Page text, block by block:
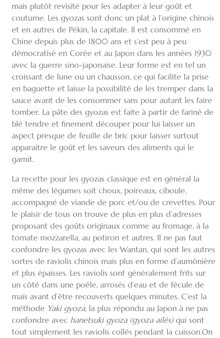
mais plutôt revisité pour les adapter à leur goût et
coutume. Les gyozas sont donc un plat à l’origine chinois
et en autres de Pékin, la capitale. Il est consommé en
Chine depuis plus de 1800 ans et s’est peu à peu
démocratisé en Corée et au Japon dans les années 1930
avec la guerre sino-japonaise. Leur forme est en tel un
croissant de lune ou un chausson, ce qui facilite la prise
en baguette et laisse la possibilité de les tremper dans la
sauce avant de les consommer sans pour autant les faire
tomber. La pâte des gyozas est faite à partir de fariné de
blé tendre et finement découper pour lui laisser un
aspect presque de feuille de bric pour laisser surtout
apparaitre le goût et les saveurs des aliments qui le
garnit.
La recette pour les gyozas classique est en général la
même des légumes soit choux, poireaux, ciboule,
accompagné de viande de porc et/ou de crevettes. Pour
le plaisir de tous on trouve de plus en plus d’adresses
proposant des goûts originaux comme au fromage, à la
tomate mozzarella, au potiron et autres. Il ne pas faut
confondre les gyozas avec les Wantan, qui sont les autres
sortes de raviolis chinois mais plus en forme d’aumônière
et plus épaisses. Les raviolis sont généralement frits sur
un côté dans une poêle, arrosés d’eau et de fécule de
maïs avant d’être recouverts quelques minutes. C’est la
méthode Yaki gyoza, la plus répondu au Japon à ne pas
confondre avec hanetsuki gyoza (gyoza ailés)qui sont
tout simplement les raviolis collés pendant la cuisson.On